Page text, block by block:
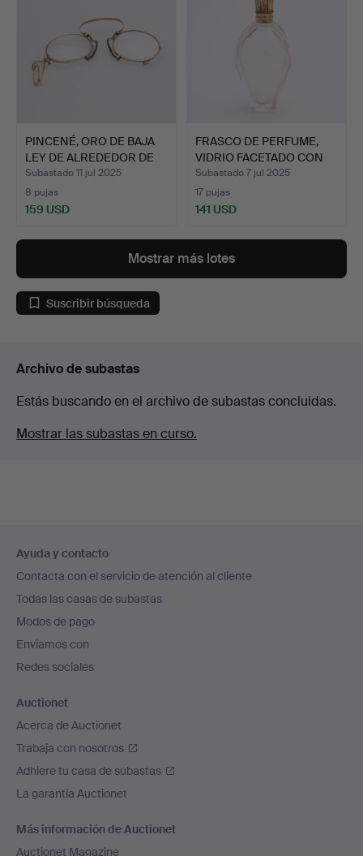
PINCENÉ, ORO DE BAJA
LEY DE ALREDEDOR DE
1…
Subastado 11 jul 2025
8 pujas
159 USD
FRASCO DE PERFUME,
VIDRIO FACETADO CON
TAP…
Subastado 7 jul 2025
17 pujas
141 USD
Mostrar más lotes
Suscribir búsqueda
Archivo de subastas
Estás buscando en el archivo de subastas concluidas.
Mostrar las subastas en curso.
en
el
pie
de
página
Ayuda y contacto
Contacta con el servicio de atención al cliente
Todas las casas de subastas
Modos de pago
Enviamos con
Redes sociales
Auctionet
Acerca de Auctionet
Trabaja con nosotros
Adhiere tu casa de subastas
La garantía Auctionet
Más información de Auctionet
Auctionet Magazine